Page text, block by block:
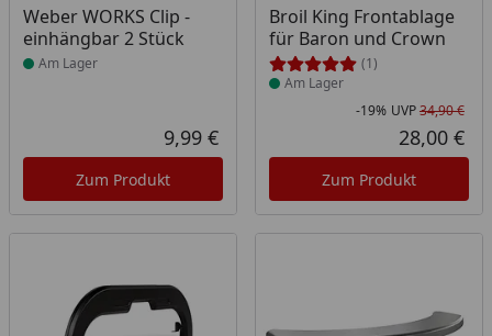
Weber WORKS Clip -
einhängbar 2 Stück
Produkt am Lager
Am Lager
Aktueller Preis
9,99 €
Zum Produkt
Broil King Frontablage
für Baron und Crown
(1)
Produkt am Lager
Am Lager
-19% UVP34,90 €
28,00 €
Zum Produkt